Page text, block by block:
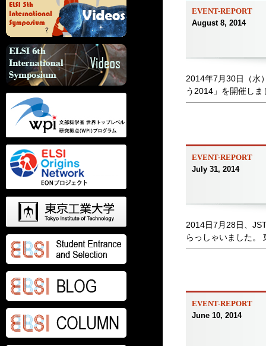
EVENT-REPORT
August 8, 2014
2014年7月30日（水
う2014」を開催し
EVENT-REPORT
July 31, 2014
2014日7月28日、
らっしゃいました。
EVENT-REPORT
June 10, 2014